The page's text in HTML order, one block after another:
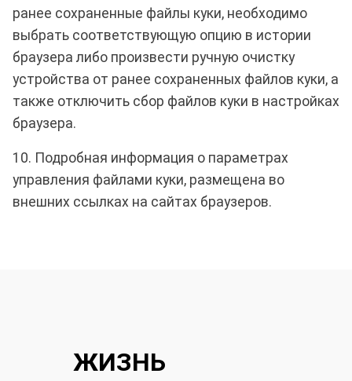
ранее сохраненные файлы куки, необходимо
выбрать соответствующую опцию в истории
браузера либо произвести ручную очистку
устройства от ранее сохраненных файлов куки, а
также отключить сбор файлов куки в настройках
браузера.
10. Подробная информация о параметрах
управления файлами куки, размещена во
внешних ссылках на сайтах браузеров.
ЖИЗНЬ